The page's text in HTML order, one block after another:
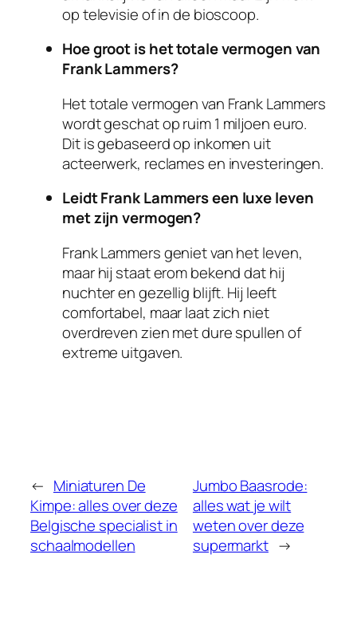
op televisie of in de bioscoop.
Hoe groot is het totale vermogen van
Frank Lammers?
Het totale vermogen van Frank Lammers
wordt geschat op ruim 1 miljoen euro.
Dit is gebaseerd op inkomen uit
acteerwerk, reclames en investeringen.
Leidt Frank Lammers een luxe leven
met zijn vermogen?
Frank Lammers geniet van het leven,
maar hij staat erom bekend dat hij
nuchter en gezellig blijft. Hij leeft
comfortabel, maar laat zich niet
overdreven zien met dure spullen of
extreme uitgaven.
← Miniaturen De
Kimpe: alles over deze
Belgische specialist in
schaalmodellen
Jumbo Baasrode:
alles wat je wilt
weten over deze
supermarkt →